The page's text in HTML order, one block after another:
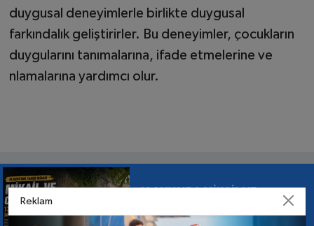
duygusal deneyimlerle birlikte duygusal
farkındalık geliştirirler. Bu deneyimler, çocukların
duygularını tanımalarına, ifade etmelerine ve
nlamalarına yardımcı olur.
ALANYA’DA MİKAİL VE
CEBRAİL’İN İZLERİ: 138 YILLIK
RUM KİLİSESİ TARİHE TANIKLIK
Reklam